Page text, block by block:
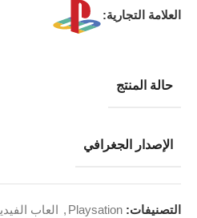
العلامة التجارية:
حالة المنتج
الإصدار الجغرافي
التصنيفات: Playsation
, العاب